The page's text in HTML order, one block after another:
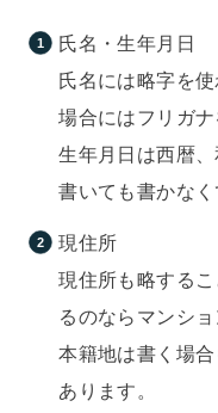
氏名・生年月日
氏名には略字を
場合にはフリガナ
生年月日は西暦
書いても書かなく
現住所
現住所も略する
るのならマンシ
本籍地は書く場
あります。